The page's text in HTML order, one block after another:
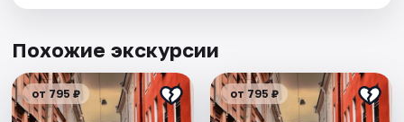
Похожие экскурсии
от 795 ₽ от 795 ₽